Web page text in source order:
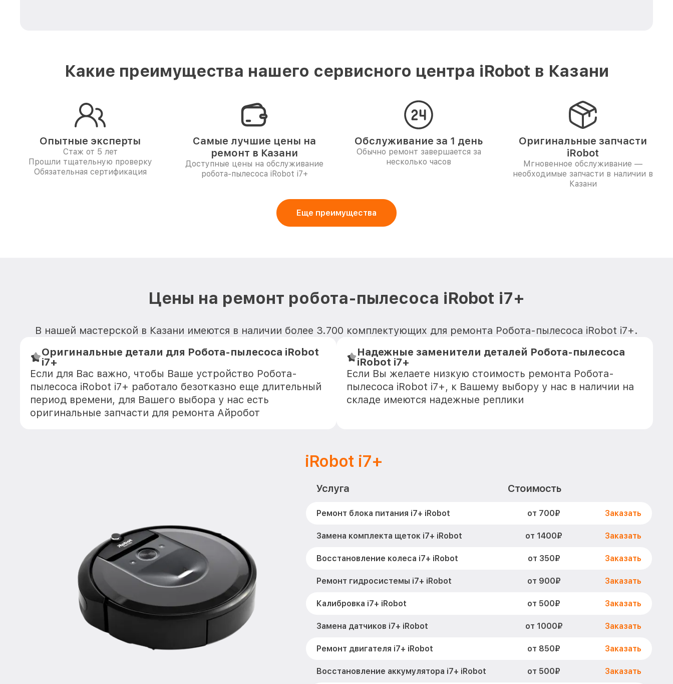
Какие преимущества нашего сервисного центра iRobot в Казани
Опытные эксперты
Стаж от 5 лет
Прошли тщательную проверку
Обязательная сертификация
Самые лучшие цены на
ремонт в Казани
Доступные цены на обслуживание
робота-пылесоса iRobot i7+
Обслуживание за 1 день
Обычно ремонт завершается за
несколько часов
Оригинальные запчасти
iRobot
Мгновенное обслуживание —
необходимые запчасти в наличии в
Казани
Еще преимущества
Цены на ремонт робота-пылесоса iRobot i7+
В нашей мастерской в Казани имеются в наличии более 3.700 комплектующих для ремонта Робота-пылесоса iRobot i7+.
Оригинальные детали для Робота-пылесоса iRobot
i7+
Если для Вас важно, чтобы Ваше устройство Робота-
пылесоса iRobot i7+ работало безотказно еще длительный
период времени, для Вашего выбора у нас есть
оригинальные запчасти для ремонта Айробот
Надежные заменители деталей Робота-пылесоса
iRobot i7+
Если Вы желаете низкую стоимость ремонта Робота-
пылесоса iRobot i7+, к Вашему выбору у нас в наличии на
складе имеются надежные реплики
iRobot i7+
Услуга Стоимость
Ремонт блока питания i7+ iRobot от 700₽ Заказать
Замена комплекта щеток i7+ iRobot от 1400₽ Заказать
Восстановление колеса i7+ iRobot от 350₽ Заказать
Ремонт гидросистемы i7+ iRobot от 900₽ Заказать
Калибровка i7+ iRobot от 500₽ Заказать
Замена датчиков i7+ iRobot от 1000₽ Заказать
Ремонт двигателя i7+ iRobot от 850₽ Заказать
Восстановление аккумулятора i7+ iRobot от 500₽ Заказать